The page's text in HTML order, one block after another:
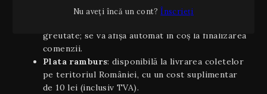
Livrare internaţională(UE): 5–7 zile
greutate; se va afișa automat în coș la finalizarea
comenzii.
Plata ramburs: disponibilă la livrarea coletelor
pe teritoriul României, cu un cost suplimentar
de 10 lei (inclusiv TVA).
Nu aveți încă un cont? Înscrieți